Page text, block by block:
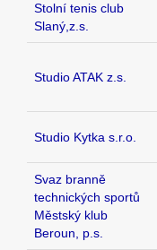
Stolní tenis club
Slaný,z.s.
Studio ATAK z.s.
Studio Kytka s.r.o.
Svaz branně
technických sportů
Městský klub
Beroun, p.s.